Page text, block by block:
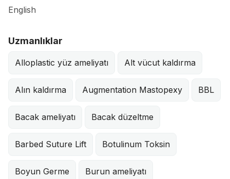
English
Uzmanlıklar
Alloplastic yüz ameliyatı Alt vücut kaldırma
Alın kaldırma Augmentation Mastopexy BBL
Bacak ameliyatı Bacak düzeltme
Barbed Suture Lift Botulinum Toksin
Boyun Germe Burun ameliyatı